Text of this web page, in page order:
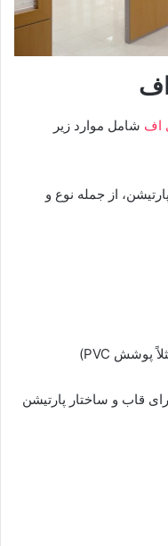
اف شامل موارد زیر
از جمله نوع و